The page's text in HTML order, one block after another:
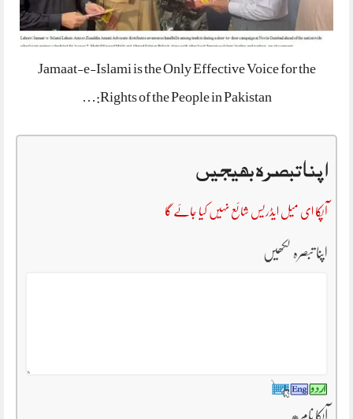
Jamaat-e-Islami is the Only Effective Voice for the
Rights of the People in Pakistan:…
اپنا تبصرہ بھیجیں
آپکا ای میل ایڈریس شائع نہیں کیا جائے گا
اپنا تبصرہ لکھیں
آپکا نام*